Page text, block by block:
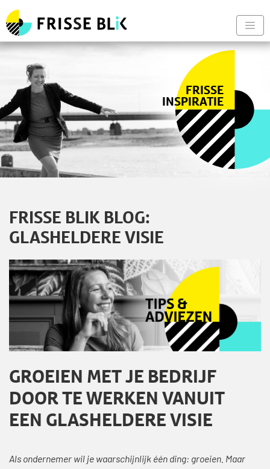
Frisse Blik - Naar de
FRISSE
INSPIRATIE
FRISSE BLIK BLOG:
GLASHELDERE VISIE
GROEIEN MET JE BEDRIJF
DOOR TE WERKEN VANUIT
EEN GLASHELDERE VISIE
Als ondernemer wil je waarschijnlijk één ding: groeien. Maar